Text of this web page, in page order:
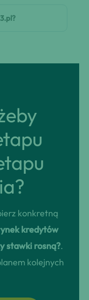
konkretną
kredytów
stawki rosną?.
kolejnych